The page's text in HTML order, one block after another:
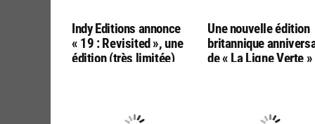
Indy Editions annonce
« 19 : Revisited », une
édition (très limitée)
Une nouvelle édition
britannique
de « La Ligne Verte »